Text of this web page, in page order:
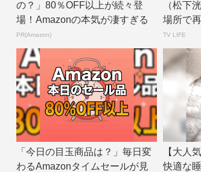
の？」80％OFF以上が続々登
場！Amazonの本気が凄すぎる
PR(Amazon)
（松下
場所で
回 | TV
TV LIFE
「今日の目玉商品は？」毎日変
わるAmazonタイムセールが見
【大人
快適な